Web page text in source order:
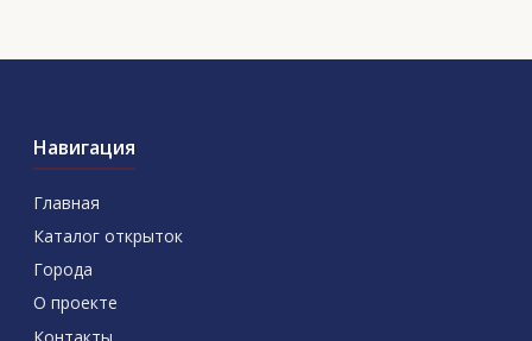
Навигация
Главная
Каталог открыток
Города
О проекте